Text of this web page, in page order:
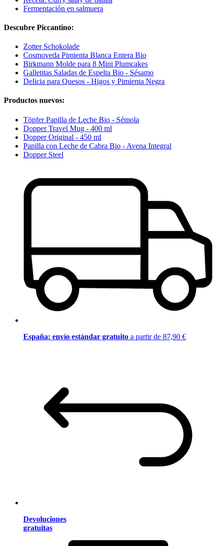
Fermentación en salmuera
Descubre Piccantino:
Zotter Schokolade
Cosmoveda Pimienta Blanca Entera Bio
Birkmann Molde para 8 Mini Plumcakes
Galletitas Saladas de Espelta Bio - Sésamo
Delicia para Quesos - Higos y Pimienta Negra
Productos nuevos:
Töpfer Papilla de Leche Bio - Sémola
Dopper Travel Mug - 400 ml
Dopper Original - 450 ml
Papilla con Leche de Cabra Bio - Avena Integral
Dopper Steel
España: envío estándar gratuito a partir de 87,90 €
Devoluciones
gratuitas